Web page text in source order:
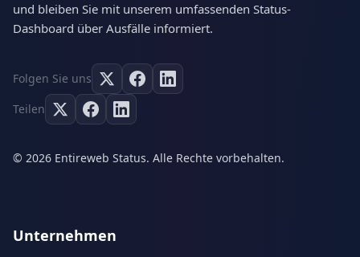
und bleiben Sie mit unserem umfassenden Status-
Dashboard über Ausfälle informiert.
Folgen Sie uns
Teilen
© 2026 Entireweb Status. Alle Rechte vorbehalten.
Unternehmen